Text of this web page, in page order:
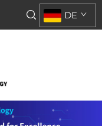
DE